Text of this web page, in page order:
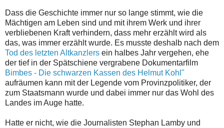
Dass die Geschichte immer nur so lange stimmt, wie die
Mächtigen am Leben sind und mit ihrem Werk und ihrer
verbliebenen Kraft verhindern, dass mehr erzählt wird als
das, was immer erzählt wurde. Es musste deshalb nach dem
Tod des letzten Altkanzlers ein halbes Jahr vergehen, ehe
der tief in der Spätschiene vergrabene Dokumentarfilm
Bimbes - Die schwarzen Kassen des Helmut Kohl"
aufräumen kann mit der Legende vom Provinzpolitiker, der
zum Staatsmann wurde und dabei immer nur das Wohl des
Landes im Auge hatte.
Hatte er nicht, wie die Journalisten Stephan Lamby und